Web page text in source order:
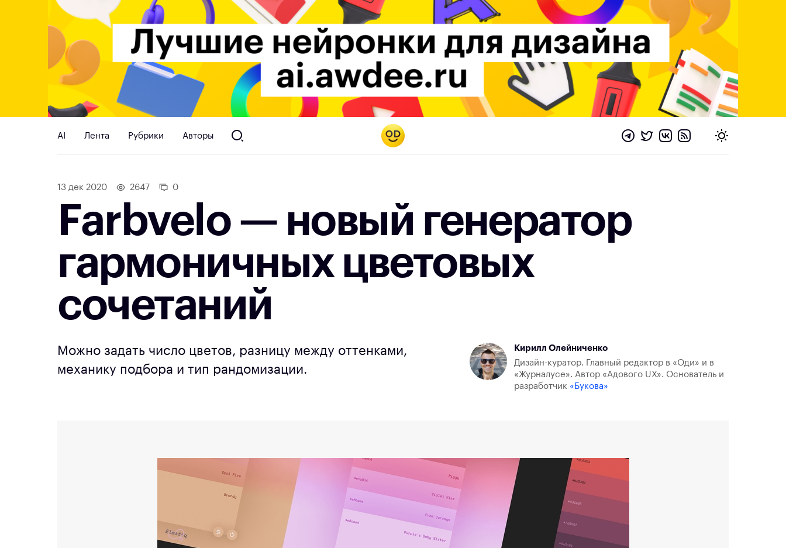
AI Лента Рубрики Авторы
13 дек 2020 2647 0
Farbvelo — новый генератор
гармоничных цветовых
сочетаний
Можно задать число цветов, разницу между оттенками,
механику подбора и тип рандомизации.
Кирилл Олейниченко
Дизайн-куратор. Главный редактор в «Оди» и в
«Журналусе». Автор «Адового UX». Основатель и
разработчик «Букова»